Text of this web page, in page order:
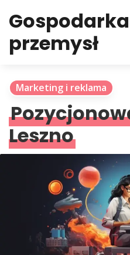
przemysł
Marketing i reklama
Leszno